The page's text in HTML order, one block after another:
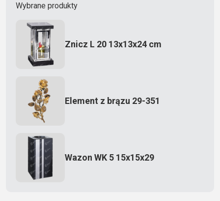
Wybrane produkty
Znicz L 20 13x13x24 cm
Element z brązu 29-351
Wazon WK 5 15x15x29